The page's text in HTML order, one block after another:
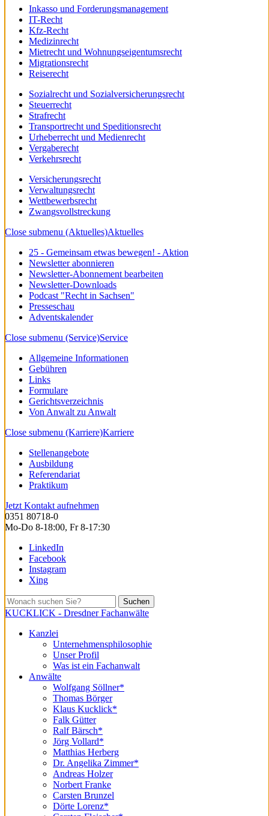
Inkasso und Forderungsmanagement
IT-Recht
Kfz-Recht
Medizinrecht
Mietrecht und Wohnungseigentumsrecht
Migrationsrecht
Reiserecht
Sozialrecht und Sozialversicherungsrecht
Steuerrecht
Strafrecht
Transportrecht und Speditionsrecht
Urheberrecht und Medienrecht
Vergaberecht
Verkehrsrecht
Versicherungsrecht
Verwaltungsrecht
Wettbewerbsrecht
Zwangsvollstreckung
Close submenu (Aktuelles)Aktuelles
25 - Gemeinsam etwas bewegen! - Aktion
Newsletter abonnieren
Newsletter-Abonnement bearbeiten
Newsletter-Downloads
Podcast "Recht in Sachsen"
Presseschau
Adventskalender
Close submenu (Service)Service
Allgemeine Informationen
Gebühren
Links
Formulare
Gerichtsverzeichnis
Von Anwalt zu Anwalt
Close submenu (Karriere)Karriere
Stellenangebote
Ausbildung
Referendariat
Praktikum
Jetzt Kontakt aufnehmen
0351 80718-0
Mo-Do 8-18:00, Fr 8-17:30
LinkedIn
Facebook
Instagram
Xing
Suchen
KUCKLICK - Dresdner Fachanwälte
Kanzlei
Unternehmensphilosophie
Unser Profil
Was ist ein Fachanwalt
Anwälte
Wolfgang Söllner*
Thomas Börger
Klaus Kucklick*
Falk Gütter
Ralf Bärsch*
Jörg Vollard*
Matthias Herberg
Dr. Angelika Zimmer*
Andreas Holzer
Norbert Franke
Carsten Brunzel
Dörte Lorenz*